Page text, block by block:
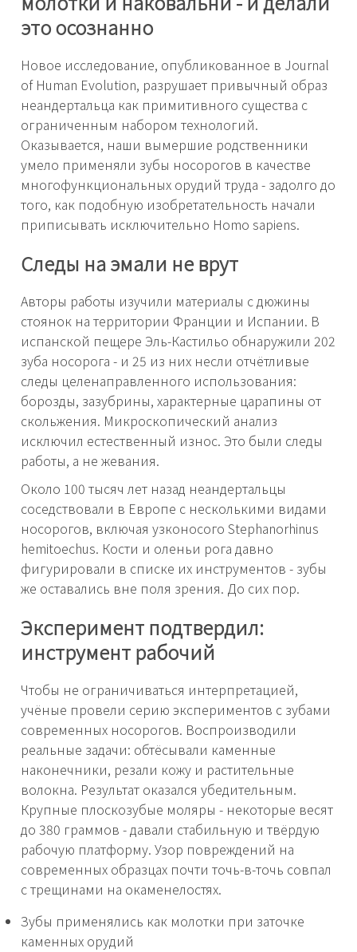
это осознанно
Новое исследование, опубликованное в Journal
of Human Evolution, разрушает привычный образ
неандертальца как примитивного существа с
ограниченным набором технологий.
Оказывается, наши вымершие родственники
умело применяли зубы носорогов в качестве
многофункциональных орудий труда - задолго до
того, как подобную изобретательность начали
приписывать исключительно Homo sapiens.
Следы на эмали не врут
Авторы работы изучили материалы с дюжины
стоянок на территории Франции и Испании. В
испанской пещере Эль-Кастильо обнаружили 202
зуба носорога - и 25 из них несли отчётливые
следы целенаправленного использования:
борозды, зазубрины, характерные царапины от
скольжения. Микроскопический анализ
исключил естественный износ. Это были следы
работы, а не жевания.
Около 100 тысяч лет назад неандертальцы
соседствовали в Европе с несколькими видами
носорогов, включая узконосого Stephanorhinus
hemitoechus. Кости и оленьи рога давно
фигурировали в списке их инструментов - зубы
же оставались вне поля зрения. До сих пор.
Эксперимент подтвердил:
инструмент рабочий
Чтобы не ограничиваться интерпретацией,
учёные провели серию экспериментов с зубами
современных носорогов. Воспроизводили
реальные задачи: обтёсывали каменные
наконечники, резали кожу и растительные
волокна. Результат оказался убедительным.
Крупные плоскозубые моляры - некоторые весят
до 380 граммов - давали стабильную и твёрдую
рабочую платформу. Узор повреждений на
современных образцах почти точь-в-точь совпал
с трещинами на окаменелостях.
Зубы применялись как молотки при заточке
каменных орудий